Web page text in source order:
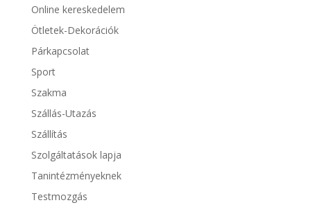
Online kereskedelem
Ötletek-Dekorációk
Párkapcsolat
Sport
Szakma
Szállás-Utazás
Szállítás
Szolgáltatások lapja
Tanintézményeknek
Testmozgás